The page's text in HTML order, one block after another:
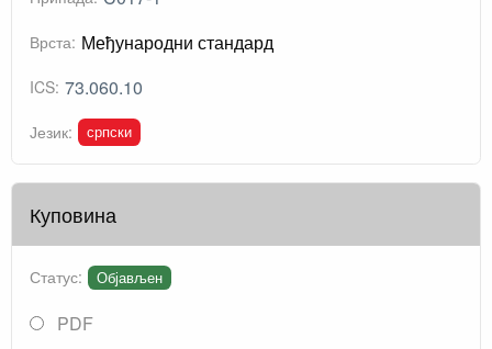
Врста: Међународни стандард
ICS: 73.060.10
Језик: српски
Куповина
Статус: Објављен
PDF